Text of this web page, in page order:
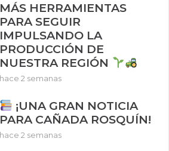
MÁS HERRAMIENTAS
PARA SEGUIR
IMPULSANDO LA
PRODUCCIÓN DE
NUESTRA REGIÓN
hace 2 semanas
¡UNA GRAN NOTICIA
PARA CAÑADA ROSQUÍN!
hace 2 semanas